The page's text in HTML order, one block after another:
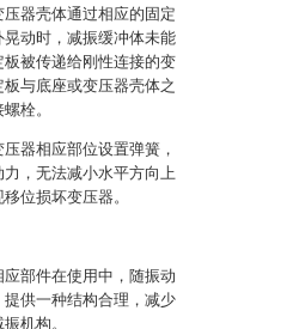
器壳体通过相应的固定
动时，减振缓冲体未能
被传递给刚性连接的变
与底座或变压器壳体之
栓。
器相应部位设置弹簧，
，无法减小水平方向上
位损坏变压器。
部件在使用中，随振动
供一种结构合理，减少
机构。